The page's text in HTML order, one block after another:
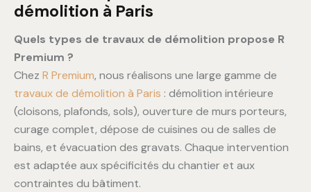
démolition à Paris
Quels types de travaux de démolition propose R
Premium ?
Chez R Premium, nous réalisons une large gamme de
travaux de démolition à Paris : démolition intérieure
(cloisons, plafonds, sols), ouverture de murs porteurs,
curage complet, dépose de cuisines ou de salles de
bains, et évacuation des gravats. Chaque intervention
est adaptée aux spécificités du chantier et aux
contraintes du bâtiment.